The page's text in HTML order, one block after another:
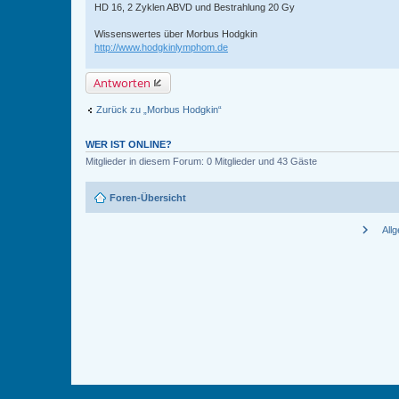
HD 16, 2 Zyklen ABVD und Bestrahlung 20 Gy
Wissenswertes über Morbus Hodgkin
http://www.hodgkinlymphom.de
Antworten
Zurück zu „Morbus Hodgkin“
WER IST ONLINE?
Mitglieder in diesem Forum: 0 Mitglieder und 43 Gäste
Foren-Übersicht
chevron_right